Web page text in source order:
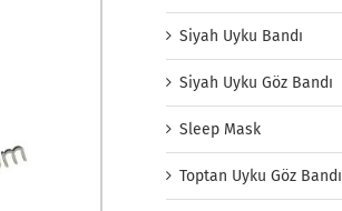
Siyah Uyku Bandı
Siyah Uyku Göz Bandı
Sleep Mask
Toptan Uyku Göz Bandı